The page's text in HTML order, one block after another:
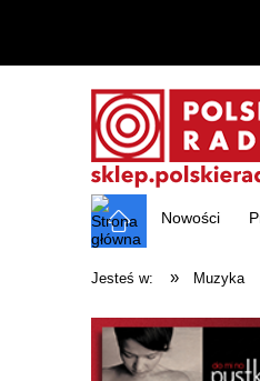
Nowości
Jesteś w: » Muzyka